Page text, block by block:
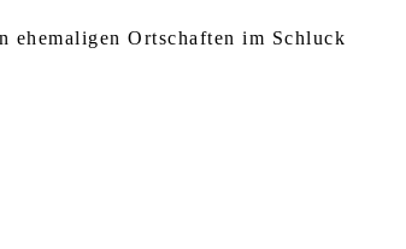
Ortschaften im Schluck